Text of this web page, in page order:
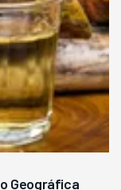
Geográfica